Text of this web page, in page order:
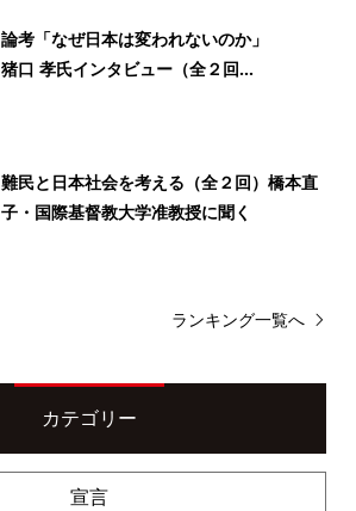
論考「なぜ日本は変われないのか」
猪口 孝氏インタビュー（全２回...
難民と日本社会を考える（全２回）橋本直
子・国際基督教大学准教授に聞く
ランキング一覧へ
カテゴリー
宣言